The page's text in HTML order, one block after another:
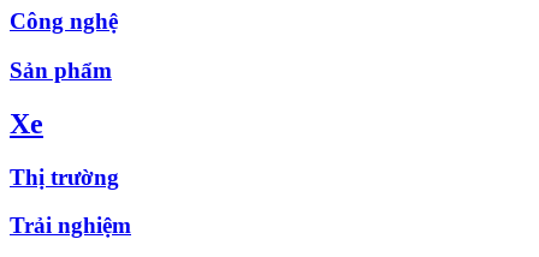
Công nghệ
Sản phẩm
Xe
Thị trường
Trải nghiệm